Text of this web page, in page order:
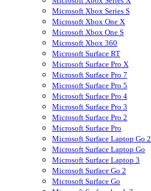
Microsoft Xbox Series S
Microsoft Xbox One X
Microsoft Xbox One S
Microsoft Xbox 360
Microsoft Surface RT
Microsoft Surface Pro X
Microsoft Surface Pro 7
Microsoft Surface Pro 5
Microsoft Surface Pro 4
Microsoft Surface Pro 3
Microsoft Surface Pro 2
Microsoft Surface Pro
Microsoft Surface Laptop Go 2
Microsoft Surface Laptop Go
Microsoft Surface Laptop 3
Microsoft Surface Go 2
Microsoft Surface Go